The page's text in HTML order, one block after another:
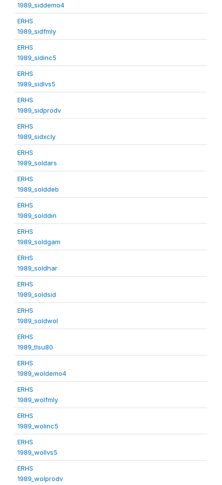
1989_siddemo4
ERHS
1989_sidfmly
ERHS
1989_sidinc5
ERHS
1989_sidlvs5
ERHS
1989_sidprodv
ERHS
1989_sidxcly
ERHS
1989_soldars
ERHS
1989_solddeb
ERHS
1989_solddin
ERHS
1989_soldgam
ERHS
1989_soldhar
ERHS
1989_soldsid
ERHS
1989_soldwol
ERHS
1989_tlsu80
ERHS
1989_woldemo4
ERHS
1989_wolfmly
ERHS
1989_wolinc5
ERHS
1989_wollvs5
ERHS
1989_wolprodv